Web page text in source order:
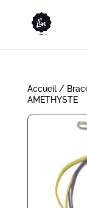
Accueil/
AMETHYSTE